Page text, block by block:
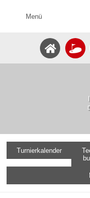
Menü
Turnierkalender